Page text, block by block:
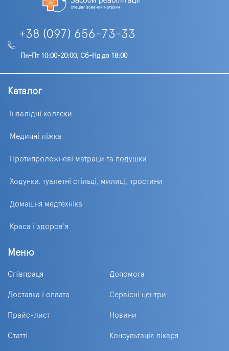
+38 (097) 656-73-33
Пн-Пт 10:00-20:00, Сб-Нд до 18:00
Каталог
Інвалідні коляски
Медичні ліжка
Протипролежневі матраци та подушки
Ходунки, туалетні стільці, милиці, тростини
Домашня медтехніка
Краса і здоров'я
Меню
Співпраця Допомога
Доставка і оплата Сервісні центри
Прайс-лист Новини
Статті Консультація лікаря